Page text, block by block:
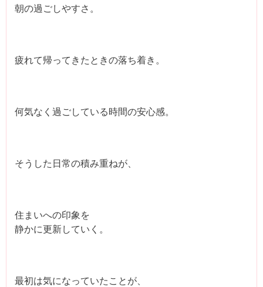
朝の過ごしやすさ。
疲れて帰ってきたときの落ち着き。
何気なく過ごしている時間の安心感。
そうした日常の積み重ねが、
住まいへの印象を
静かに更新していく。
最初は気になっていたことが、